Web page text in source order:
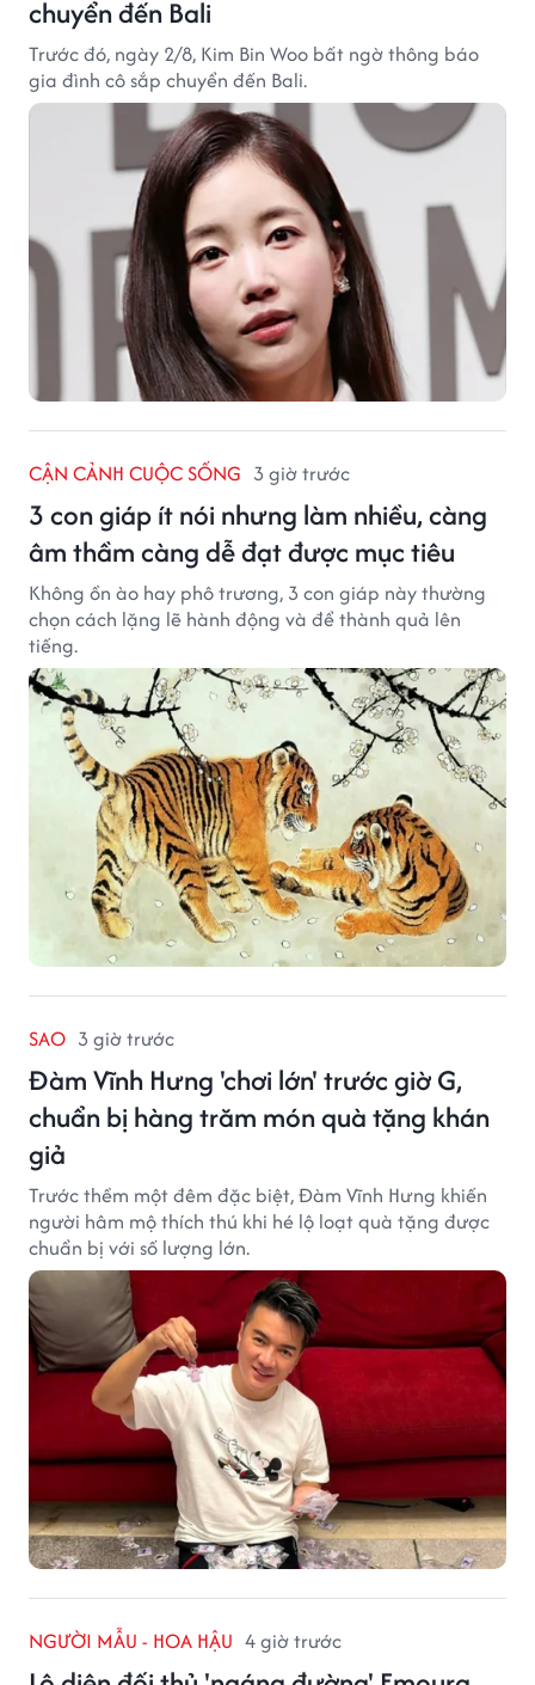
chuyển đến Bali
Trước đó, ngày 2/8, Kim Bin Woo bất ngờ thông báo
gia đình cô sắp chuyển đến Bali.
CẬN CẢNH CUỘC SỐNG 3 giờ trước
3 con giáp ít nói nhưng làm nhiều, càng
âm thầm càng dễ đạt được mục tiêu
Không ồn ào hay phô trương, 3 con giáp này thường
chọn cách lặng lẽ hành động và để thành quả lên
tiếng.
SAO 3 giờ trước
Đàm Vĩnh Hưng 'chơi lớn' trước giờ G,
chuẩn bị hàng trăm món quà tặng khán
giả
Trước thềm một đêm đặc biệt, Đàm Vĩnh Hưng khiến
người hâm mộ thích thú khi hé lộ loạt quà tặng được
chuẩn bị với số lượng lớn.
NGƯỜI MẪU - HOA HẬU 4 giờ trước